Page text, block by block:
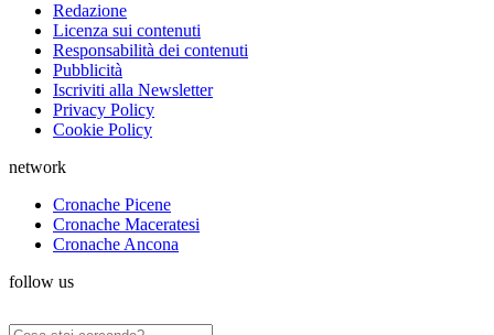
Redazione
Licenza sui contenuti
Responsabilità dei contenuti
Pubblicità
Iscriviti alla Newsletter
Privacy Policy
Cookie Policy
network
Cronache Picene
Cronache Maceratesi
Cronache Ancona
follow us